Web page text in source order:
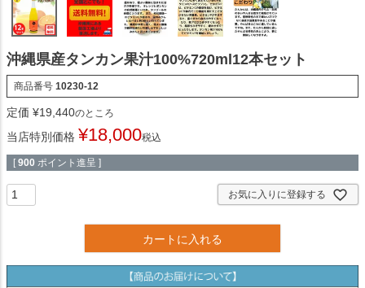
沖縄県産タンカン果汁100%720ml12本セット
商品番号 10230-12
定価 ¥19,440のところ
当店特別価格 ¥18,000税込
[ 900 ポイント進呈 ]
お気に入りに登録する
カートに入れる